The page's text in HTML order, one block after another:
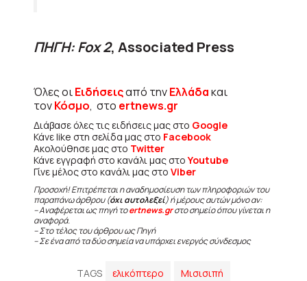
ΠΗΓΗ: Fox 2, Associated Press
Όλες οιΕιδήσειςαπό τηνΕλλάδακαι
τονΚόσμο, στο ertnews.gr
Διάβασε όλες τις ειδήσεις μας στο Google
Κάνε like στη σελίδα μας στο Facebook
Ακολούθησε μας στο Twitter
Κάνε εγγραφή στο κανάλι μας στοYoutube
Γίνε μέλος στο κανάλι μας στο Viber
Προσοχή! Επιτρέπεται η αναδημοσίευση των πληροφοριών του
παραπάνω άρθρου (όχι αυτολεξεί) ή μέρους αυτών μόνο αν:
– Αναφέρεται ως πηγή τοertnews.grστο σημείο όπου γίνεται η
αναφορά.
– Στο τέλος του άρθρου ως Πηγή
– Σε ένα από τα δύο σημεία να υπάρχει ενεργός σύνδεσμος
TAGS ελικόπτερο Μισισιπή